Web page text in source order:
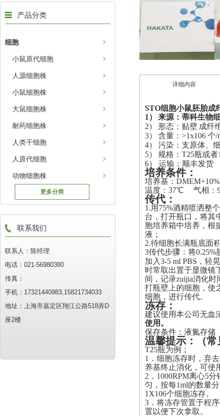
产品分类
细胞
小鼠原代细胞
人源细胞株
小鼠细胞株
大鼠细胞株
耐药细胞株
人类干细胞
人原代细胞
动物细胞株
更多分类
联系我们
联系人：陈经理
电话：021-56980380
传真：
手机：17321440983,15821734033
地址：上海市嘉定区翔江公路518弄D
座2楼
详细内容
STO细胞小鼠胚胎成
1）
来源：蒂科生物
2）
形态： 贴壁 成纤
3）
含量：>1x106 个/
4）
污染：支原体、
5）
规格：T25瓶或
6） 运输：顺丰发货
培养条件：
培养基：
温度：37℃ 气相：
传代 ：
1.用75%酒精喷洒整
台，打开瓶口，将其
胞培养箱中培养，根
液 ；
2.待细胞长满瓶底面
3传代步骤：将0.25%
加入3-5 ml PBS，轻
时常取出置于显微镜
间，记录zuijia消化时
打瓶壁上的细胞，使
细胞，进行传代。
冻存：
建议使用本公司无血
使用。
保存条件：液氮存储
温馨提示 ： （
T25瓶为例；
1．细胞冻存时，弃
养基终止消化，可使
2．1000RPM离心5
匀，按每1ml的数量
1X106个细胞冻存。
3．将冻存管置于程
置以便下次拿取。